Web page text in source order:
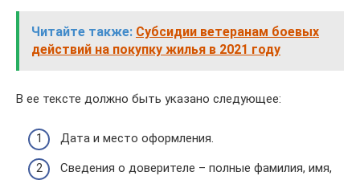
Читайте также: Субсидии ветеранам боевых
действий на покупку жилья в 2021 году
В ее тексте должно быть указано следующее:
Дата и место оформления.
Сведения о доверителе – полные фамилия, имя,